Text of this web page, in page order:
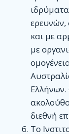
ερευνών,
και με
με
Ελλήνων.
διεθνή
Το